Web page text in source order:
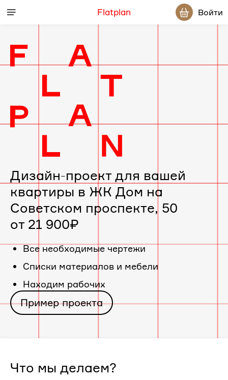
Flatplan Войти
Дизайн-
проект
интерьера
для
вашей
квартиры
в
«ЖК
Дом
на
Советском
проспекте,
Дизайн-проект для вашей
квартиры в ЖК Дом на
Советском проспекте, 50
от 21 900₽
Все необходимые чертежи
Cписки материалов и мебели
Находим рабочих
Пример проекта
Что мы делаем?